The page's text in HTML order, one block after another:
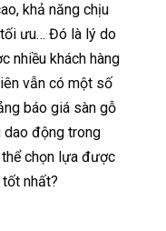
khả năng chịu
ưu… Đó là lý do
nhiều khách hàng
vẫn có một số
báo giá sàn gỗ
dao động trong
chọn lựa được
nhất?